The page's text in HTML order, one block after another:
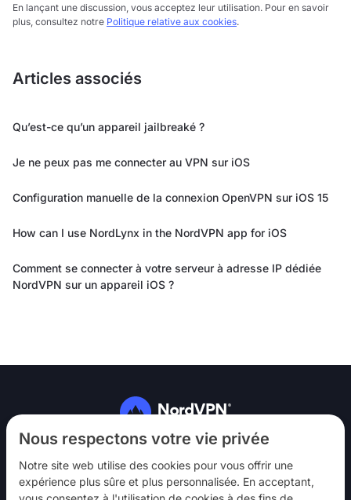
Nous respectons votre vie privée
Notre site web utilise des cookies pour vous offrir une
expérience plus sûre et plus personnalisée. En acceptant,
En lançant une discussion, vous acceptez leur utilisation. Pour en savoir
plus, consultez notre Politique relative aux cookies.
Articles associés
Qu’est-ce qu’un appareil jailbreaké ?
Je ne peux pas me connecter au VPN sur iOS
Configuration manuelle de la connexion OpenVPN sur iOS 15
How can I use NordLynx in the NordVPN app for iOS
Comment se connecter à votre serveur à adresse IP dédiée
NordVPN sur un appareil iOS ?
Suivez-nous